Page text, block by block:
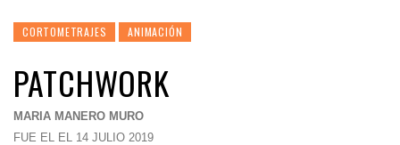
CORTOMETRAJES ANIMACIÓN
PATCHWORK
MARIA MANERO MURO
FUE EL EL 14 JULIO 2019